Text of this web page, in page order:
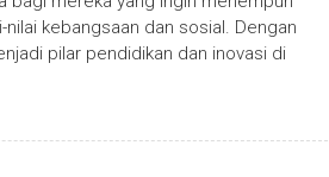
kebangsaan dan sosial. Dengan
pilar pendidikan dan inovasi di